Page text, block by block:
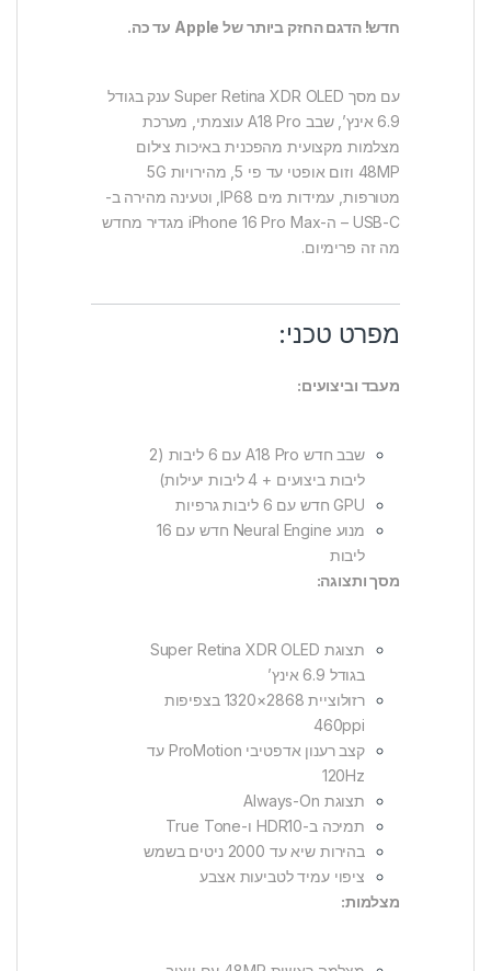
חדש! הדגם החזק ביותר של Apple עד כה.
עם מסך Super Retina XDR OLED ענק בגודל
6.9 אינץ’, שבב A18 Pro עוצמתי, מערכת
מצלמות מקצועית מהפכנית באיכות צילום
48MP וזום אופטי עד פי 5, מהירויות 5G
מטורפות, עמידות מים IP68, וטעינה מהירה ב-
USB-C – ה-iPhone 16 Pro Max מגדיר מחדש
מה זה פרימיום.
מפרט טכני:
מעבד וביצועים:
שבב חדש A18 Pro עם 6 ליבות (2
ליבות ביצועים + 4 ליבות יעילות)
GPU חדש עם 6 ליבות גרפיות
מנוע Neural Engine חדש עם 16
ליבות
מסך ותצוגה:
תצוגת Super Retina XDR OLED
בגודל 6.9 אינץ’
רזולוציית 2868×1320 בצפיפות
460ppi
קצב רענון אדפטיבי ProMotion עד
120Hz
תצוגת Always-On
תמיכה ב-HDR10 ו-True Tone
בהירות שיא עד 2000 ניטים בשמש
ציפוי עמיד לטביעות אצבע
מצלמות: